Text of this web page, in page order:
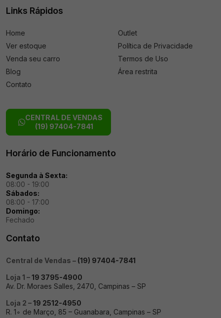
Links Rápidos
Home
Ver estoque
Venda seu carro
Blog
Contato
Outlet
Política de Privacidade
Termos de Uso
Área restrita
CENTRAL DE VENDAS
(19) 97404-7841
Horário de Funcionamento
Segunda à Sexta:
08:00 - 19:00
Sábados:
08:00 - 17:00
Domingo:
Fechado
Contato
Central de Vendas – (19) 97404-7841
Loja 1 –19 3795-4900
Av. Dr. Moraes Salles, 2470, Campinas – SP
Loja 2 –19 2512-4950
R. 1∘ de Março, 85 – Guanabara, Campinas – SP